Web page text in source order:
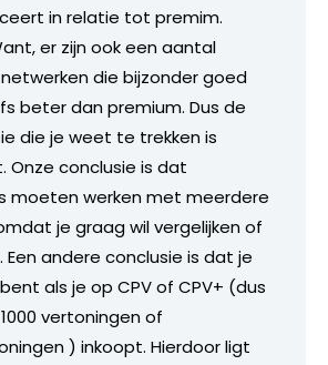
in relatie tot premim.
er zijn ook een aantal
die bijzonder goed
beter dan premium. Dus de
die je weet te trekken is
Onze conclusie is dat
moeten werken met meerdere
je graag wil vergelijken of
andere conclusie is dat je
als je op CPV of CPV+ (dus
vertoningen of
) inkoopt. Hierdoor ligt